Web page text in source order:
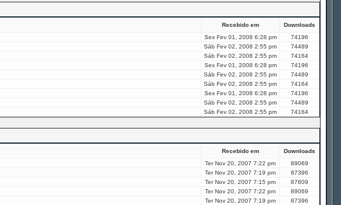
Recebido em
Downloads
Sex Fev 01, 2008 6:28 pm
74196
Sáb Fev 02, 2008 2:55 pm
74489
Sáb Fev 02, 2008 2:55 pm
74164
Sex Fev 01, 2008 6:28 pm
74196
Sáb Fev 02, 2008 2:55 pm
74489
Sáb Fev 02, 2008 2:55 pm
74164
Sex Fev 01, 2008 6:28 pm
74196
Sáb Fev 02, 2008 2:55 pm
74489
Sáb Fev 02, 2008 2:55 pm 74164
Recebido em
Downloads
Ter Nov 20, 2007 7:22 pm
89069
Ter Nov 20, 2007 7:19 pm
87396
Ter Nov 20, 2007 7:15 pm
87609
Ter Nov 20, 2007 7:22 pm
89069
Ter Nov 20, 2007 7:19 pm
87396